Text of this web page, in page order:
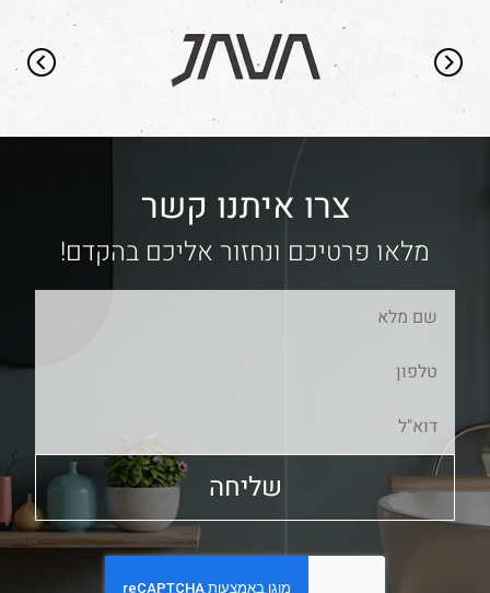
צרו איתנו קשר
מלאו פרטיכם ונחזור אליכם בהקדם!
שליחה